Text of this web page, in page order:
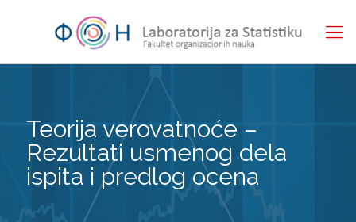
Teorija verovatnoće –
Rezultati usmenog dela
ispita i predlog ocena